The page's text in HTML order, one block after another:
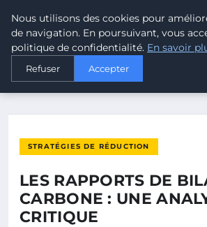
MALTA CLIMATE
ACCUEIL
LES RAPPORTS DE BILAN CARBONE : UNE
STRATÉGIES DE RÉDUCTION
LES RAPPORTS DE
CARBONE : UNE
CRITIQUE
Nous utilisons des cookies pour
de navigation. En poursuivant, vous
politique de confidentialité. En savoir
Refuser Accepter